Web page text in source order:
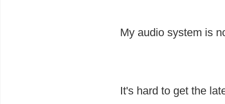
My audio system is
It's hard to get the